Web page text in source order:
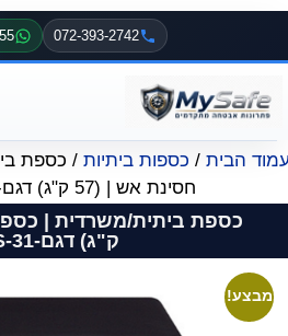
072-393-2742
הבית / כספות ביתיות / כספת
חסינת אש | (57 ק"ג) דגם-YES-31
ק"ג) דגם-YES-31
מבצע!